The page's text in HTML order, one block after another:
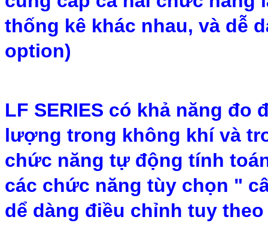
thống kê khác nhau, và dễ
option)
LF SERIES có khả năng
lượng trong không khí và
chức năng tự động tính
các chức năng tùy chọn "
dể dàng điều chỉnh tuy